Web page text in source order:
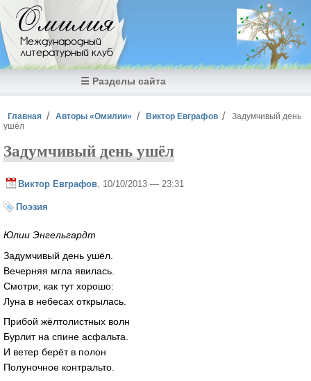
Перейти к основному содержанию
Омилия
Международный
литературный клуб
☰ Разделы сайта
Вы здесь
Главная Авторы «Омилии» Виктор Евграфов
Задумчивый день
ушёл
Задумчивый день ушёл
Виктор Евграфов , 10/10/2013 — 23:31
Поэзия
Юлии Энгельгардт
Задумчивый день ушёл.
Вечерняя мгла явилась.
Смотри, как тут хорошо:
Луна в небесах открылась.
Прибой жёлтолистных волн
Бурлит на спине асфальта.
И ветер берёт в полон
Полуночное контральто.